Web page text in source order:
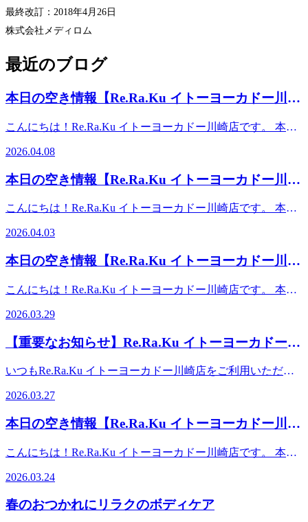
最終改訂：2018年4月26日
株式会社メディロム
最近のブログ
本日の空き情報【Re.Ra.Ku イトーヨーカドー川崎
こんにちは！Re.Ra.Ku イトーヨーカドー川崎店です。 本日
14：0016：40～19：00 また、予約状況はその都度変わる可
能性があります。空き時間の枠がない場合でもお電話にてご
案内可能な場合もございますのでお気軽にお問合せください
タッフ一同、心よりお待ちしております♪♪【店舗案内】
Re.Ra.Ku イトーヨーカドー川崎店営業時間：平日 10:00-
19:15）TEL： 0445897315 〒210-0843 神奈川県川崎市川崎
区小田栄2-2-1イトーヨーカドー川崎店2F（赤ちゃん休憩室
横）【アクセス】◎バス 「川崎駅」から東口6番バス乗
JR「浜川崎駅」徒歩10分。JR「小田栄駅」徒歩5分。◎車
崎専用駐車場あり。イトーヨーカドー川崎店（旧エスパ川
2026.04.08
本日の空き情報【Re.Ra.Ku イトーヨーカドー川崎
こんにちは！Re.Ra.Ku イトーヨーカドー川崎店です。 本日
16：0018：00～19：00 また、予約状況はその都度変わる可
能性があります。空き時間の枠がない場合でもお電話にてご
案内可能な場合もございますのでお気軽にお問合せください
タッフ一同、心よりお待ちしております♪♪ 【店舗案内】
Re.Ra.Ku イトーヨーカドー川崎店営業時間：平日 10:00-
19:00（最終受付18:15） 土日祝 10:00-20:00（最終受付
19:15）TEL： 0445897315 〒210-0843 神奈川県川崎市川崎
区小田栄2-2-1イトーヨーカドー川崎店2F（赤ちゃん休憩室
横）【アクセス】◎バス 「川崎駅」から東口6番バス乗
JR「浜川崎駅」徒歩10分。JR「小田栄駅」徒歩5分。◎車
崎専用駐車場あり。イトーヨーカドー川崎店（旧エスパ川
2026.04.03
本日の空き情報【Re.Ra.Ku イトーヨーカドー川崎
こんにちは！Re.Ra.Ku イトーヨーカドー川崎店です。 本日
20：00 また、予約状況はその都度変わる可能性がありま
す。空き時間の枠がない場合でもお電話にてご案内可能な場
合もございますのでお気軽にお問合せくださいませ。事前に
心よりお待ちしております♪♪ 【店舗案内】Re.Ra.Ku イトー
ヨーカドー川崎店営業時間 10:00-20:00（最終受付 19:15）
2-2-1イトーヨーカドー川崎店2F（赤ちゃん休憩室横）【ア
クセス】◎バス 「川崎駅」から東口6番バス乗場、川崎市
営バス40系統乗車、「小田栄」下車◎電車 JR「浜川崎
京急川崎駅より車で10分。イトーヨーカドー川崎専用駐車場
ツデポ川崎店、ゴルフファイブ川崎店横
2026.03.29
【重要なお知らせ】Re.Ra.Ku イトーヨーカドー川
いつもRe.Ra.Ku イトーヨーカドー川崎店をご利用いただ
変恐縮ですが、当店は2026年4月30日(木)をもちまして閉店
させていただくことになりました。これまで多くのお客様に
ご愛顧賜り、心より感謝申し上げます。 【最終営業日】
日 10：00～19：00（最終受付18：15）土日祝 10：00～
20：00（最終受付19：15）定休日 毎週月曜日ご予約は引き
続き承っておりますので、お気軽にお問い合わせくださいま
せ。ご希望のスタッフで、オンライン上 ✕ になっている時
間帯もご案内出来る場合がございます。ぜひお電話にてご相
2026.03.27
本日の空き情報【Re.Ra.Ku イトーヨーカドー川崎
こんにちは！Re.Ra.Ku イトーヨーカドー川崎店です。 本日
20：00 また、予約状況はその都度変わる可能性がありま
す。空き時間の枠がない場合でもお電話にてご案内可能な場
合もございますのでお気軽にお問合せくださいませ。事前に
2026.03.24
春のおつかれにリラクのボディケア